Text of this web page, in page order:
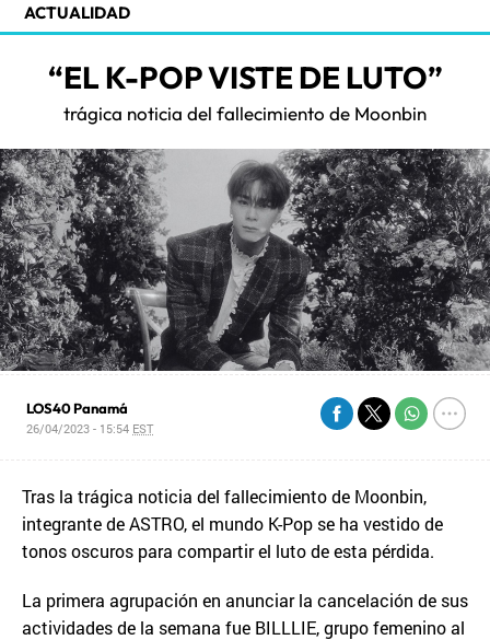
ACTUALIDAD
“EL K-POP VISTE DE LUTO”
trágica noticia del fallecimiento de Moonbin
LOS40 Panamá
26/04/2023 - 15:54 EST
Tras la trágica noticia del fallecimiento de Moonbin,
integrante de ASTRO, el mundo K-Pop se ha vestido de
tonos oscuros para compartir el luto de esta pérdida.
La primera agrupación en anunciar la cancelación de sus
actividades de la semana fue BILLLIE, grupo femenino al